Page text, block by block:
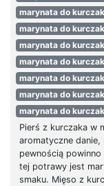
marynata do
marynata do
marynata do
marynata do
marynata do
marynata do
marynata do
Pierś z kurczaka w
aromatyczne
pewnością
tej potrawy jest
smaku. Mięso z